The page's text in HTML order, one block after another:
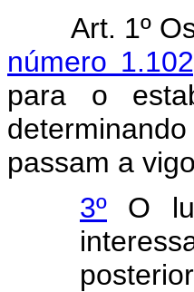
Art. 1º
número
para o
passam a
3º O